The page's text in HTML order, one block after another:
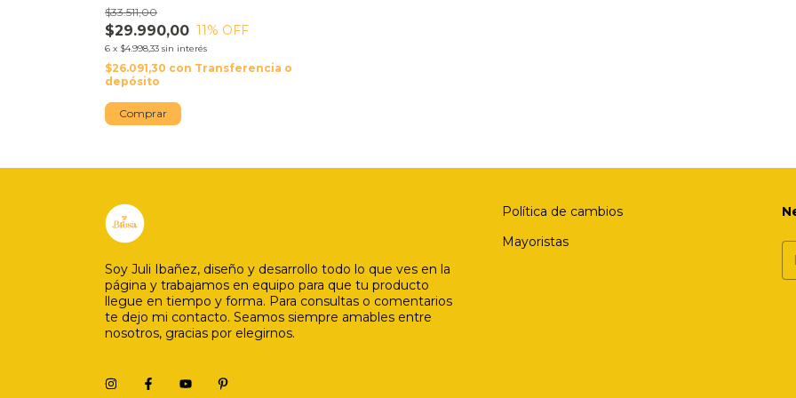
$29.990,00
$33.511,00
11% OFF
6 x $4.998,33 sin interés
$26.091,30 con Transferencia o
depósito
Comprar
Soy Juli Ibañez, diseño y desarrollo todo lo que ves en la
página y trabajamos en equipo para que tu producto
llegue en tiempo y forma. Para consultas o comentarios
te dejo mi contacto. Seamos siempre amables entre
nosotros, gracias por elegirnos.
Política de cambios
Mayoristas